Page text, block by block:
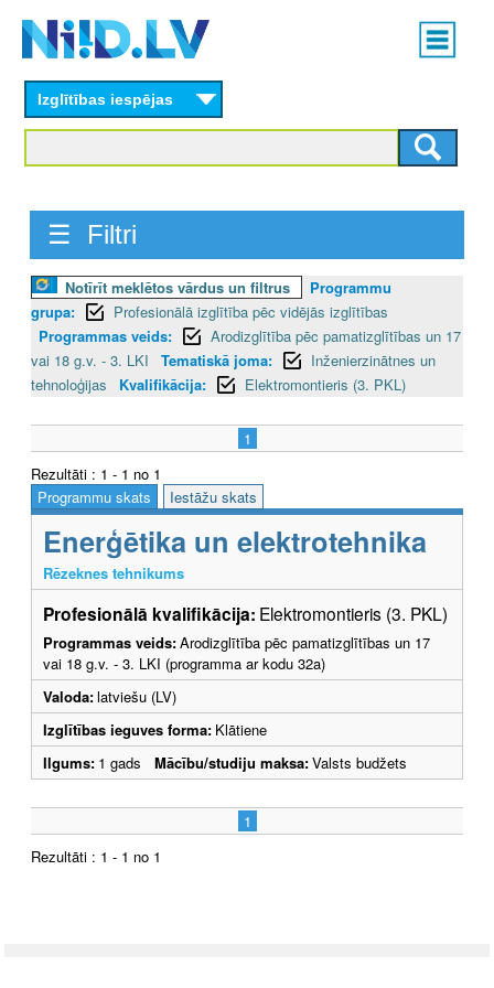
content
Main
menu
Izglītības iespējas
☰ Filtri
Notīrīt meklētos vārdus un filtrus
Programmu
grupa:
Profesionālā izglītība pēc vidējās izglītības
Programmas veids:
Arodizglītība pēc pamatizglītības un 17
vai 18 g.v. - 3. LKI
Tematiskā joma:
Inženierzinātnes un
tehnoloģijas
Kvalifikācija: Elektromontieris (3. PKL)
1
Rezultāti : 1 - 1 no 1
Programmu skats
Iestāžu skats
Enerģētika un elektrotehnika
Rēzeknes tehnikums
Profesionālā kvalifikācija: Elektromontieris (3. PKL)
Programmas veids:Arodizglītība pēc pamatizglītības un 17
vai 18 g.v. - 3. LKI (programma ar kodu 32a)
Valoda:latviešu (LV)
Izglītības ieguves forma: Klātiene
Ilgums: 1 gads Mācību/studiju maksa:Valsts budžets
1
Rezultāti : 1 - 1 no 1